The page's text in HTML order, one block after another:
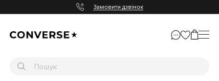
Замовити дзвінок